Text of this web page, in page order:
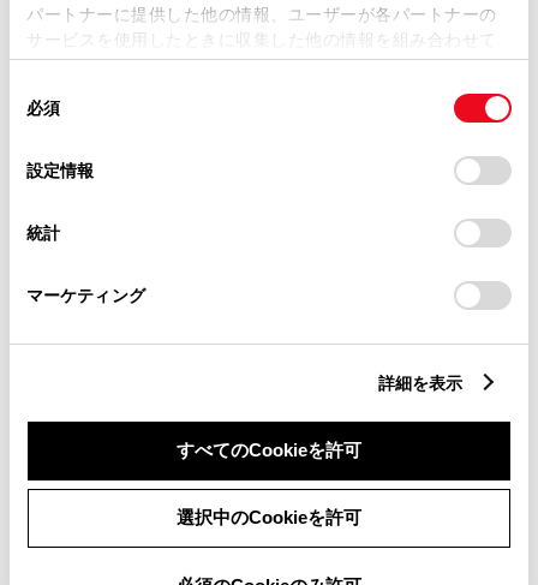
パートナーに提供した他の情報、ユーザーが各パートナーの
サービスを使用したときに収集した他の情報を組み合わせて
使用することがあります。当ウェブサイトの使用を続行する
デバイスにすべてのCookie(クッキー)が保存されることに同
意したことになります。Cookie(クッキー)のオプトアウト、
設定の変更、同意を撤回したりするにあたっては、当社の
「Cookie（クッキー）情報の取り扱いについて
」をご覧くだ
必須
設定情報
統計
マーケティング
詳細を表示
すべてのCookieを許可
選択中のCookieを許可
必須 都道府県
必須 市区町村名
丁目番地